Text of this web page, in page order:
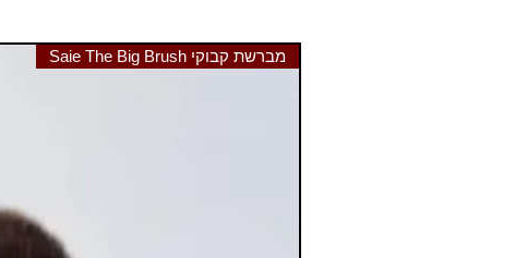
מברשת קבוקי Saie The Big Brush